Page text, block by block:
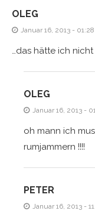
OLEG
Januar 16, 2013 - 01:28
…das hätte ich
OLEG
Januar 16, 2013 -
oh mann ich
rumjammern !!!!
PETER
Januar 16, 2013 -